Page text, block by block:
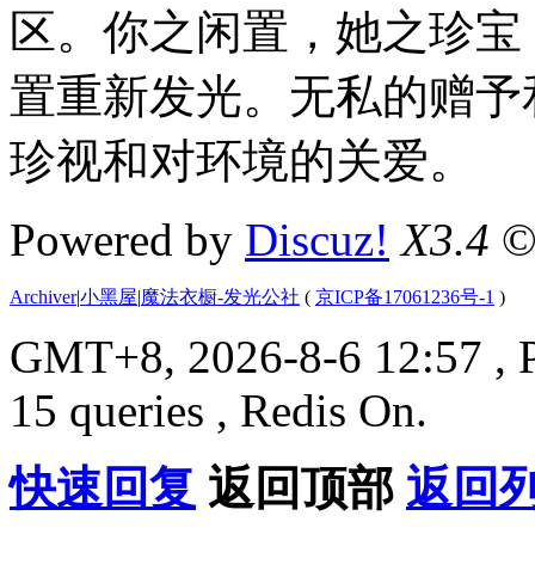
区。你之闲置，她之珍
置重新发光。无私的赠
珍视和对环境的关爱。
Powered by Discuz! X3.4
Archiver|小黑屋|魔法衣橱-发光公社 ( 京ICP备17061236号-1 )
GMT+8, 2026-8-6 12:57 ,
15 queries , Redis On.
快速回复 返回顶部 返回